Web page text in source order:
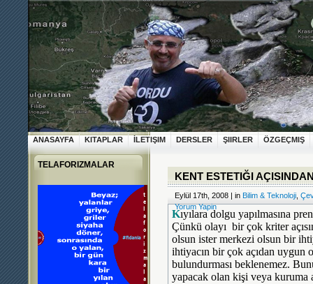
ANASAYFA KITAPLAR İLETIŞIM DERSLER ŞIIRLER ÖZGEÇMIŞ
TELAFORIZMALAR
KENT ESTETIĞI
Eylül 17th, 2008 | in Bilim & Teknoloji
Yorum Yapin
Kıyılara dolgu yapılmasına
Çünkü olayı bir çok kriter
olsun ister merkezi olsun bir
ihtiyacın bir çok açıdan uygun
bulundurması beklenemez.
yapacak olan kişi veya